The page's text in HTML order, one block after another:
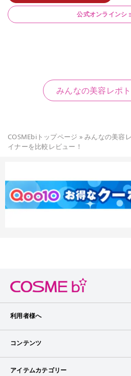
公式オンラインシ
みんなの美容レポ
COSMEbiトップページ »みんなの美容
イナーを比較レビュー！
利用者様へ
メンバーログイン
コンテンツ
ランキング
アイテムカテゴリー